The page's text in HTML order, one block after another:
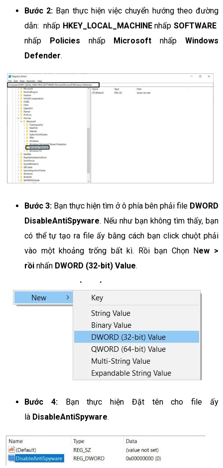
Bước 2: Bạn thực hiện việc chuyển hướng theo đường
dẫn: nhấp HKEY_LOCAL_MACHINEnhấp SOFTWARE
nhấpPolicies nhấpMicrosoft nhấp Windows
Defender.
Bước 3:Bạn thực hiện tìm ở ô phía bên phải file DWORD
DisableAntiSpyware. Nếu như bạn không tìm thấy, bạn
có thể tự tạo ra file ấy bằng cách bạn click chuột phải
vào một khoảng trống bất kì. Rồi bạn Chọn New >
rồi nhấnDWORD (32-bit) Value.
Bước 4:Bạn thực hiện Đặt tên cho file ấy
là DisableAntiSpyware.